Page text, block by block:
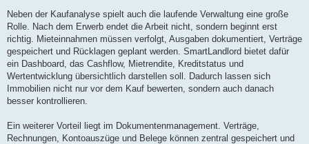
Neben der Kaufanalyse spielt auch die laufende Verwaltung eine große
Rolle. Nach dem Erwerb endet die Arbeit nicht, sondern beginnt erst
richtig. Mieteinnahmen müssen verfolgt, Ausgaben dokumentiert, Verträge
gespeichert und Rücklagen geplant werden. SmartLandlord bietet dafür
ein Dashboard, das Cashflow, Mietrendite, Kreditstatus und
Wertentwicklung übersichtlich darstellen soll. Dadurch lassen sich
Immobilien nicht nur vor dem Kauf bewerten, sondern auch danach
besser kontrollieren.
Ein weiterer Vorteil liegt im Dokumentenmanagement. Verträge,
Rechnungen, Kontoauszüge und Belege können zentral gespeichert und